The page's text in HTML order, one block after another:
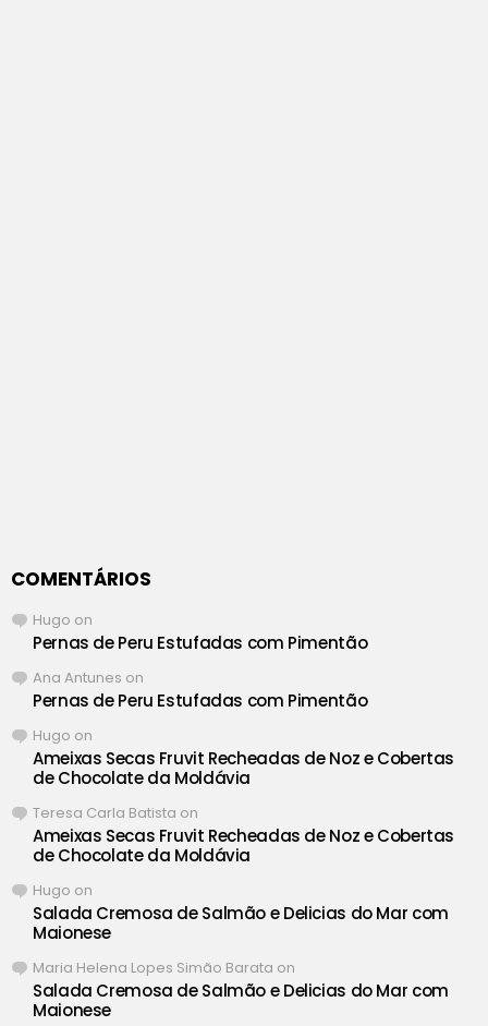
COMENTÁRIOS
Hugo on
Pernas de Peru Estufadas com Pimentão
Ana Antunes on
Pernas de Peru Estufadas com Pimentão
Hugo on
Ameixas Secas Fruvit Recheadas de Noz e Cobertas
de Chocolate da Moldávia
Teresa Carla Batista on
Ameixas Secas Fruvit Recheadas de Noz e Cobertas
de Chocolate da Moldávia
Hugo on
Salada Cremosa de Salmão e Delicias do Mar com
Maionese
Maria Helena Lopes Simão Barata on
Salada Cremosa de Salmão e Delicias do Mar com
Maionese